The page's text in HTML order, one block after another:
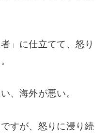
」に仕立てて、怒り
、海外が悪い。
すが、怒りに浸り続